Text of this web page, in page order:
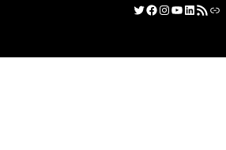
X Facebook
Instagram
YouTube
LinkedIn
RSS 資訊提供連結